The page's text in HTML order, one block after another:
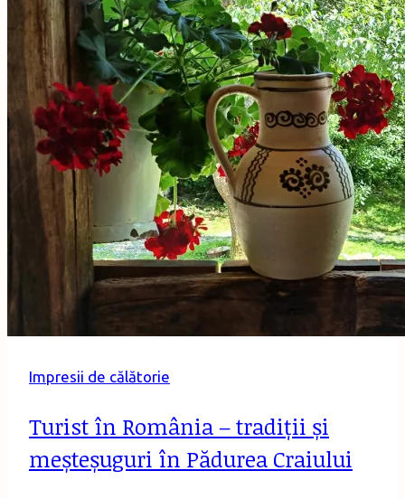
scriitorilor
în
judeţul
Neamţ
(I)
Impresii de călătorie
Turist în România – tradiții și
meșteșuguri în Pădurea Craiului